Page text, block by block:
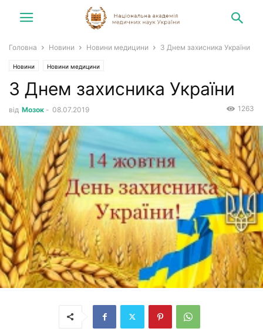
Головна Новини Новини медицини З Днем захисника України
Новини Новини медицини
З Днем захисника України
від Мозок - 08.07.2019 1263